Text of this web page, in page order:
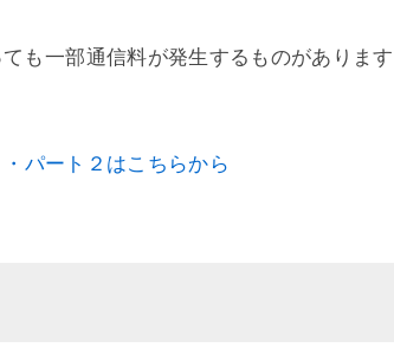
も一部通信料が発生するものがありま
パート２はこちらから